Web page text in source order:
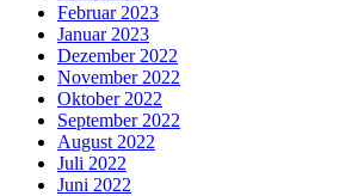
Februar 2023
Januar 2023
Dezember 2022
November 2022
Oktober 2022
September 2022
August 2022
Juli 2022
Juni 2022